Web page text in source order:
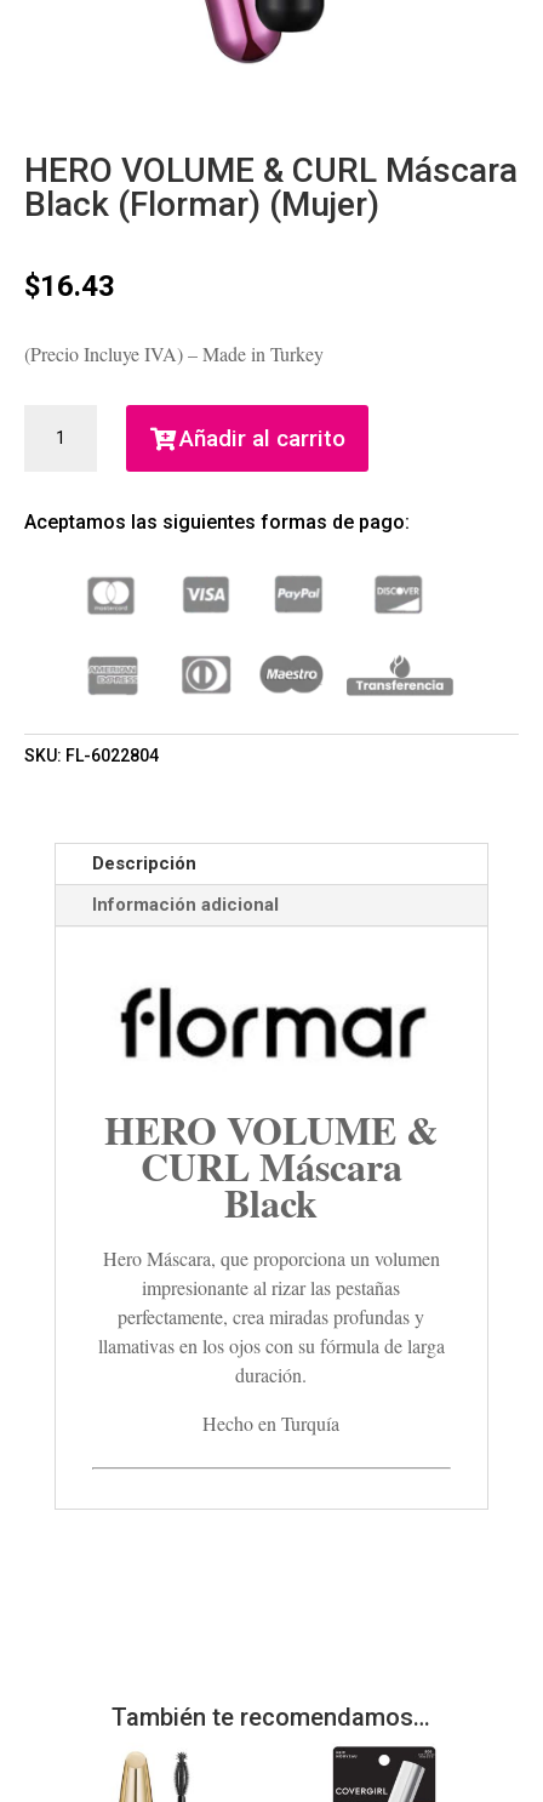
HERO VOLUME & CURL Máscara
Black (Flormar) (Mujer)
$16.43
(Precio Incluye IVA) – Made in Turkey
VOLUME
MÁSCARA
(FLORMAR)
(MUJER)
Añadir al carrito
Aceptamos las siguientes formas de pago:
SKU: FL-6022804
Descripción
Información adicional
HERO VOLUME &
CURL Máscara
Black
Hero Máscara, que proporciona un volumen
impresionante al rizar las pestañas
perfectamente, crea miradas profundas y
llamativas en los ojos con su fórmula de larga
duración.
Hecho en Turquía
También te recomendamos…